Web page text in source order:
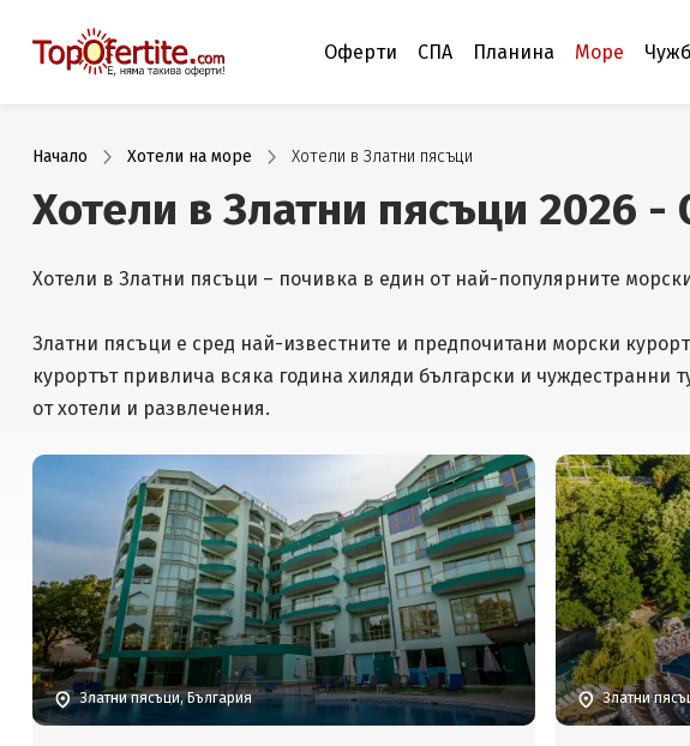
Оферти СПА Планина Море
Начало Хотели на море Хотели в Златни пясъци
Хотели в Златни пясъци 2026
Хотели в Златни пясъци – почивка в един от най-популярните
Златни пясъци е сред най-известните и предпочитани морски
курортът привлича всяка година хиляди български и
от хотели и развлечения.
Златни пясъци, България Златни